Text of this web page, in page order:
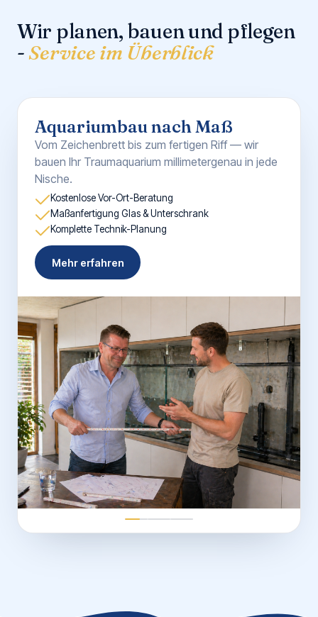
Wir planen, bauen und pflegen
-Service im Überblick
Aquarium Aufbau-Service
Wir bringen Ihr Aquarium zum Leben —
professionell installiert und aufgebaut, geflutet
und mit Leben gefüllt.
Transport & Aufstellung
Riffaufbau und Einrichtung
Einfahr-Begleitung
Mehr erfahren